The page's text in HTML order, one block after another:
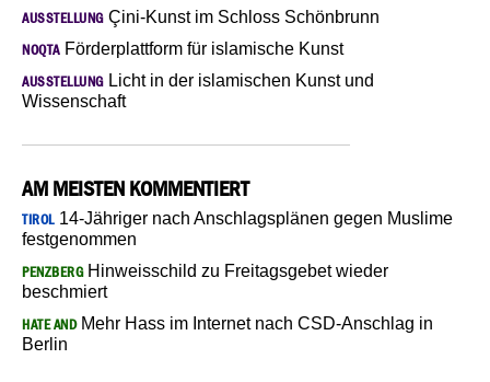
AUSSTELLUNGÇini-Kunst im Schloss Schönbrunn
NOQTAFörderplattform für islamische Kunst
AUSSTELLUNGLicht in der islamischen Kunst und
Wissenschaft
AM MEISTEN KOMMENTIERT
TIROL14-Jähriger nach Anschlagsplänen gegen Muslime
festgenommen
PENZBERGHinweisschild zu Freitagsgebet wieder
beschmiert
HATE ANDMehr Hass im Internet nach CSD-Anschlag in
Berlin